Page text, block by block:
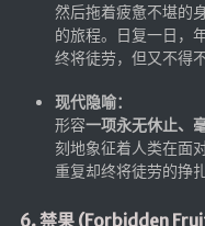
然后拖着疲惫不堪的
的旅程。日复一日，
终将徒劳，但又不得
现代隐喻：
形容一项永无休止、
刻地象征着人类在面
重复却终将徒劳的挣
6. 禁果 (Forbidden
文字重排
id查手机号
注册接码
临时邮箱
临时Gmail
🎮小游戏